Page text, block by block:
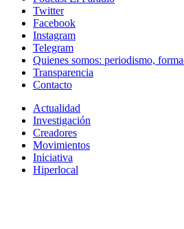
Twitter
Facebook
Instagram
Telegram
Quienes somos: periodismo,
Transparencia
Contacto
Actualidad
Investigación
Creadores
Movimientos
Iniciativa
Hiperlocal